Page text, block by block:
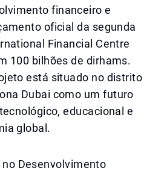
financeiro e
oficial da segunda
Financial Centre
100 bilhões de dirhams.
está situado no distrito
Dubai como um futuro
educacional e
global.
Desenvolvimento